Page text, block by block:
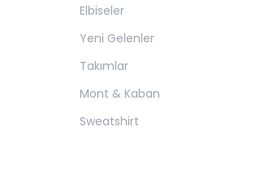
Elbiseler
Yeni Gelenler
Takımlar
Mont & Kaban
Sweatshirt